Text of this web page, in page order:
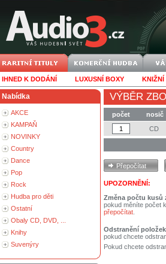
IHNED K DODÁNÍ LUXUSNÍ BOXY KNIŽNÍ
Nabídka
AKCE
KAMPAŇ
NOVINKY
Country
Dance
Pop
Rock
Hudba pro děti
Ostatní
Obaly CD, DVD, ...
Knihy
Suvenýry
VÝBĚR
počet nosič
CD
UPOZORNĚNÍ:
Změna počtu kusů
pokud měníte počet
přepočítat
Odstranění
pokud chcete
Pokud chcete